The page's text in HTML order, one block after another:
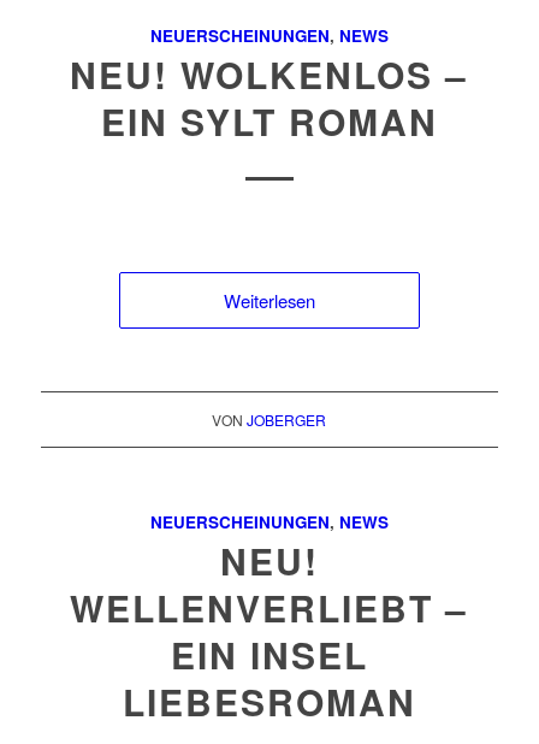
NEUERSCHEINUNGEN, NEWS
NEU! WOLKENLOS –
EIN SYLT ROMAN
Weiterlesen
VONJOBERGER
NEUERSCHEINUNGEN, NEWS
NEU!
WELLENVERLIEBT –
EIN INSEL
LIEBESROMAN